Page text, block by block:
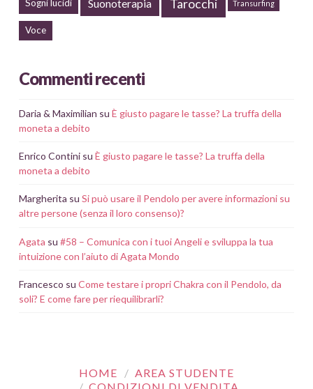
Sogni lucidi Suonoterapia Tarocchi Transurfing
Voce
Commenti recenti
Daria & Maximilian su È giusto pagare le tasse? La truffa della
moneta a debito
Enrico Continisu È giusto pagare le tasse? La truffa della
moneta a debito
Margherita su Si può usare il Pendolo per avere informazioni su
altre persone (senza il loro consenso)?
Agata su #58 – Comunica con i tuoi Angeli e sviluppa la tua
intuizione con l’aiuto di Agata Mondo
Francesco su Come testare i propri Chakra con il Pendolo, da
soli? E come fare per riequilibrarli?
HOME
AREA STUDENTE